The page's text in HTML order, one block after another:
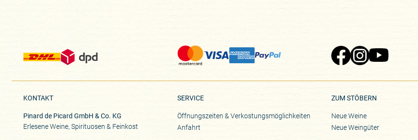
KONTAKT
Pinard de Picard GmbH & Co. KG
Erlesene Weine, Spirituosen & Feinkost
SERVICE
Öffnungszeiten & Verkostungsmöglichkeiten
Anfahrt
ZUM STÖBERN
Neue Weine
Neue Weingüter